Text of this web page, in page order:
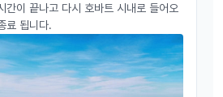
간이 끝나고 다시 호바트 시내로 들어오
료 됩니다.